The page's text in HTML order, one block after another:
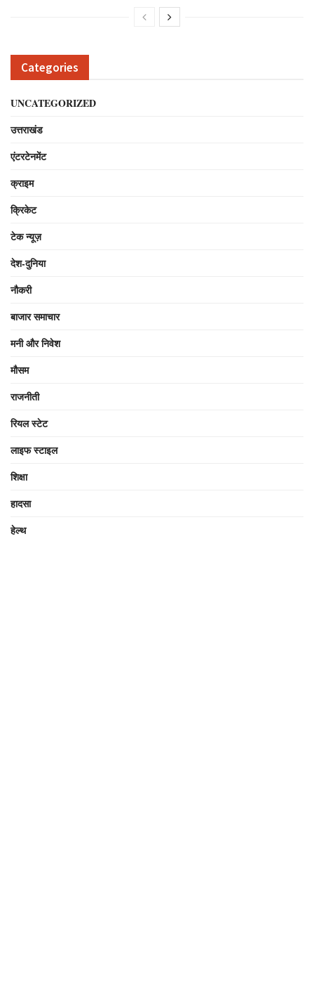
Categories
UNCATEGORIZED
उत्तराखंड
एंटरटेनमेंट
क्राइम
क्रिकेट
टेक न्यूज़
देश-दुनिया
नौकरी
बाजार समाचार
मनी और निवेश
मौसम
राजनीती
रियल स्टेट
लाइफ स्टाइल
शिक्षा
हादसा
हेल्थ